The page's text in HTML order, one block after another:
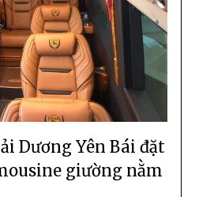
Dương Yên Bái đặt
giường nằm